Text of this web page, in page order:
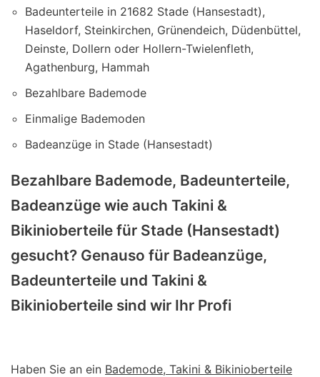
Badeunterteile in 21682 Stade (Hansestadt),
Haseldorf, Steinkirchen, Grünendeich, Düdenbüttel,
Deinste, Dollern oder Hollern-Twielenfleth,
Agathenburg, Hammah
Bezahlbare Bademode
Einmalige Bademoden
Badeanzüge in Stade (Hansestadt)
Bezahlbare Bademode, Badeunterteile,
Badeanzüge wie auch Takini &
Bikinioberteile für Stade (Hansestadt)
gesucht? Genauso für Badeanzüge,
Badeunterteile und Takini &
Bikinioberteile sind wir Ihr Profi
Haben Sie an ein Bademode, Takini & Bikinioberteile